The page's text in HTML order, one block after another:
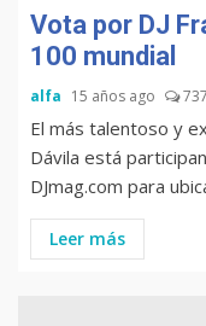
Vota por DJ
100 mundial
alfa 15 años ago 737
El más talentoso y
Dávila está
DJmag.com para
Leer más